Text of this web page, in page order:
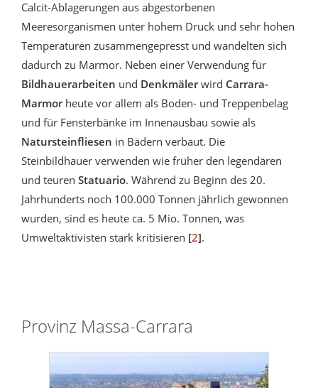
Calcit-Ablagerungen aus abgestorbenen
Meeresorganismen unter hohem Druck und sehr hohen
Temperaturen zusammengepresst und wandelten sich
dadurch zu Marmor. Neben einer Verwendung für
Bildhauerarbeiten und Denkmälerwird Carrara-
Marmor heute vor allem als Boden- und Treppenbelag
und für Fensterbänke im Innenausbau sowie als
Natursteinfliesen in Bädern verbaut. Die
Steinbildhauer verwenden wie früher den legendären
und teuren Statuario. Während zu Beginn des 20.
Jahrhunderts noch 100.000 Tonnen jährlich gewonnen
wurden, sind es heute ca. 5 Mio. Tonnen, was
Umweltaktivisten stark kritisieren [2].
Provinz Massa-Carrara